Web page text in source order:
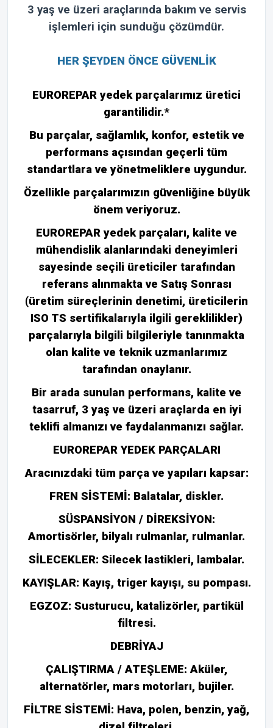
3 yaş ve üzeri araçlarında bakım ve servis
işlemleri için sunduğu çözümdür.
HER ŞEYDEN ÖNCE GÜVENLİK
EUROREPAR yedek parçalarımız üretici
garantilidir.*
Bu parçalar, sağlamlık, konfor, estetik ve
performans açısından geçerli tüm
standartlara ve yönetmeliklere uygundur.
Özellikle parçalarımızın güvenliğine büyük
önem veriyoruz.
EUROREPAR yedek parçaları, kalite ve
mühendislik alanlarındaki deneyimleri
sayesinde seçili üreticiler tarafından
referans alınmakta ve Satış Sonrası
(üretim süreçlerinin denetimi, üreticilerin
ISO TS sertifikalarıyla ilgili gereklilikler)
parçalarıyla bilgili bilgileriyle tanınmakta
olan kalite ve teknik uzmanlarımız
tarafından onaylanır.
Bir arada sunulan performans, kalite ve
tasarruf, 3 yaş ve üzeri araçlarda en iyi
teklifi almanızı ve faydalanmanızı sağlar.
EUROREPAR YEDEK PARÇALARI
Aracınızdaki tüm parça ve yapıları kapsar:
FREN SİSTEMİ: Balatalar, diskler.
SÜSPANSİYON / DİREKSİYON:
Amortisörler, bilyalı rulmanlar, rulmanlar.
SİLECEKLER: Silecek lastikleri, lambalar.
KAYIŞLAR: Kayış, triger kayışı, su pompası.
EGZOZ: Susturucu, katalizörler, partikül
filtresi.
DEBRİYAJ
ÇALIŞTIRMA / ATEŞLEME: Aküler,
alternatörler, mars motorları, bujiler.
FİLTRE SİSTEMİ: Hava, polen, benzin, yağ,